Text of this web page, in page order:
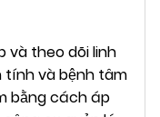
và theo dõi linh
tính và bệnh tâm
bằng cách áp